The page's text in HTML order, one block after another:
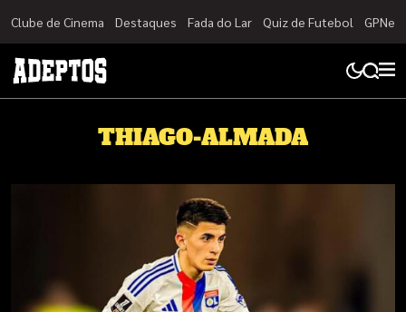
Clube de Cinema Destaques Fada do Lar Quiz de Futebol GPNet
THIAGO-ALMADA